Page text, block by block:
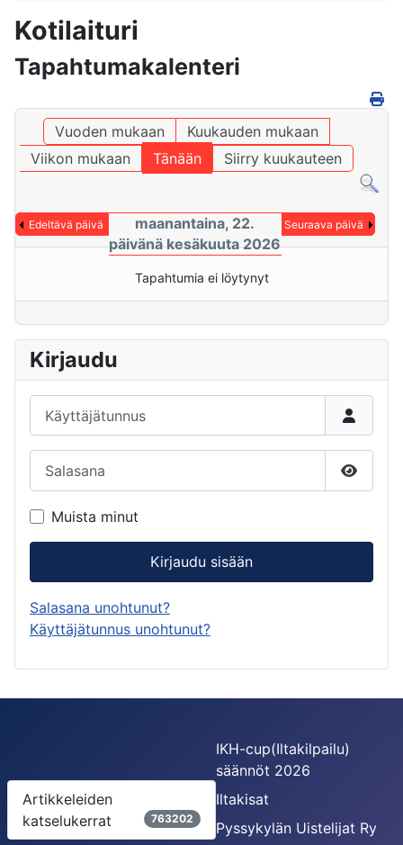
Kotilaituri
Tapahtumakalenteri
Vuoden mukaan
Kuukauden mukaan
Viikon mukaan
Tänään Siirry kuukauteen
Edeltävä päivä
maanantaina, 22.
päivänä kesäkuuta 2026
Seuraava päivä
Tapahtumia ei löytynyt
Kirjaudu
Näytä
Muista minut
Kirjaudu sisään
Salasana unohtunut?
Käyttäjätunnus unohtunut?
Artikkeleiden
katselukerrat
763202
IKH-cup(Iltakilpailu)
säännöt 2026
Iltakisat
Pyssykylän Uistelijat Ry